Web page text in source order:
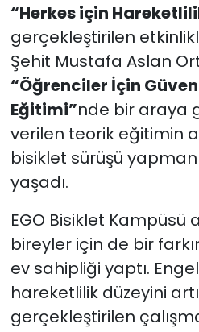
“Herkes için
gerçekleştirilen
Şehit Mustafa Aslan
“Öğrenciler İçin
Eğitimi”nde bir araya
verilen teorik eğitimin
bisiklet sürüşü
yaşadı.
EGO Bisiklet Kampüsü
bireyler için de bir
ev sahipliği yaptı.
hareketlilik düzeyini
gerçekleştirilen